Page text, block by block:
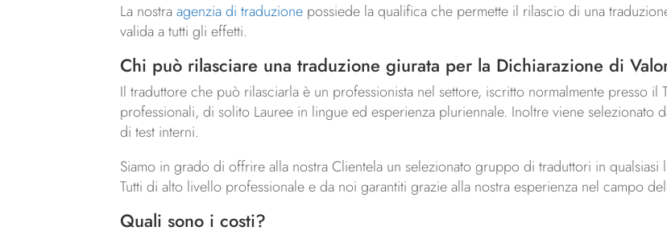
La nostraagenzia di traduzione possiede la qualifica che permette il rilascio di una
valida a tutti gli effetti.
Chi può rilasciare una traduzione giurata per la Dichiarazione di
Il traduttore che può rilasciarla è un professionista nel settore, iscritto normalmente presso il
professionali, di solito Lauree in lingue ed esperienza pluriennale. Inoltre viene selezionato
di test interni.
Siamo in grado di offrire alla nostra Clientela un selezionato gruppo di traduttori in qualsiasi
Tutti di alto livello professionale e da noi garantiti grazie alla nostra esperienza nel campo
Quali sono i costi?